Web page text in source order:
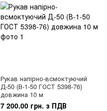
Рукав напірно-всмоктуючий
Д-50 (В-1-50 ГОСТ 5398-76)
довжина 10 м
7 200.00 грн. з ПДВ